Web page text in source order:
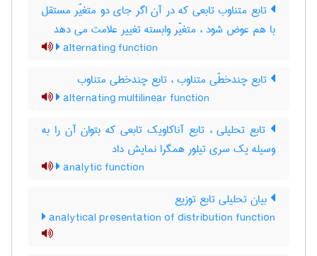
تابع متناوب تابعی که در آن اگر جای دو متغیّر مستقل
با هم عوض شود ، متغیّر وابسته تغییر علامت می دهد
alternating function
تابع چندخطّی متناوب ، تابع چندخطی متناوب
alternating multilinear function
تابع تحلیلی ، تابع آناکاویک تابعی که بتوان آن را به
وسیله یک سری تیلور همگرا نمایش داد
analytic function
بیان تحلیلی تابع توزیع
analytical presentation of distribution function